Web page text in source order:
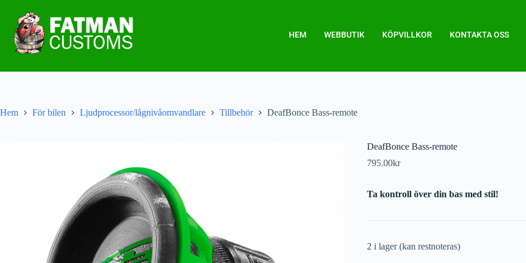
HEM WEBBUTIK KÖPVILLKOR KONTAKTA OSS
Hem För bilen Ljudprocessor/lågnivåomvandlare Tillbehör DeafBonce Bass-remote
DeafBonce Bass-remote
795.00kr
Ta kontroll över din bas med stil!
2 i lager (kan restnoteras)